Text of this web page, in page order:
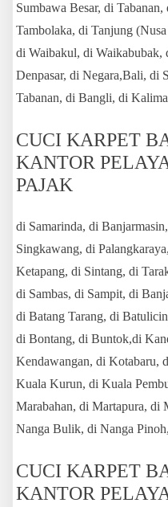
Sumbawa Besar, di
Tambolaka, di Tanjung
di Waibakul, di Waikabubak,
Denpasar, di Negara,Bali, di
Tabanan, di Bangli, di
CUCI KARPET
KANTOR
PAJAK
di Samarinda, di
Singkawang, di
Ketapang, di Sintang, di
di Sambas, di Sampit, di
di Batang Tarang, di
di Bontang, di Buntok,di
Kendawangan, di Kotabaru,
Kuala Kurun, di Kuala
Marabahan, di Martapura, di
Nanga Bulik, di Nanga
CUCI KARPET
KANTOR